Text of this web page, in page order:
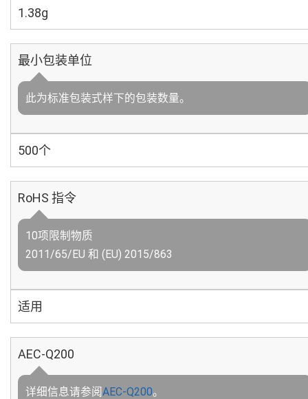
1.38g
最小包装单位
此为标准包装式样下的包装数量。
500个
RoHS 指令
10项限制物质
2011/65/EU 和 (EU) 2015/863
适用
AEC-Q200
详细信息请参阅AEC-Q200。